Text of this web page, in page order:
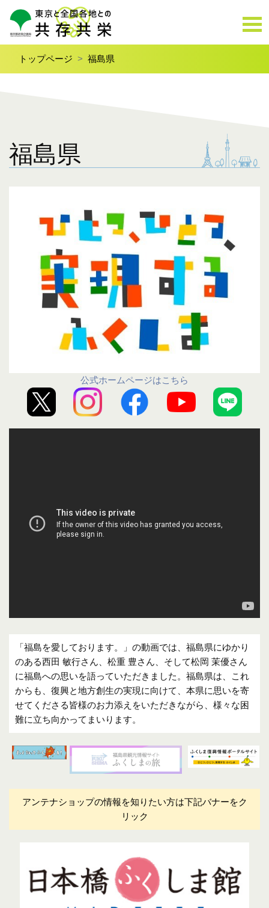
トップページ 福島県
福島県
公式ホームページはこちら
「福島を愛しております。」の動画では、福島県にゆかり
のある西田 敏行さん、松重 豊さん、そして松岡 茉優さん
に福島への思いを語っていただきました。福島県は、これ
からも、復興と地方創生の実現に向けて、本県に思いを寄
せてくださる皆様のお力添えをいただきながら、様々な困
難に立ち向かってまいります。
アンテナショップの情報を知りたい方は下記バナーをク
リック